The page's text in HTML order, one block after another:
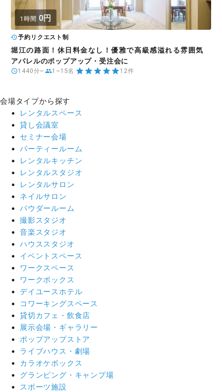
1時間 0円
予約リクエスト制
堀江の路面！休日料金なし！優雅で高級感溢れる雰囲気
アパレルのポップアップ・受注会に
1440分~ 1~15名 12件
会場タイプから探す
レンタルスペース
貸し会議室
セミナー会場
パーティールーム
レンタルキッチン
レンタルスタジオ
レンタルサロン
ネイルサロン
パウダールーム
撮影スタジオ
音楽スタジオ
ハウススタジオ
イベントスペース
ワークスペース
ワークボックス
デイユースホテル
コワーキングスペース
貸切カフェ・飲食店
展示会場・ギャラリー
ポップアップストア
ライブハウス・劇場
カラオケボックス
グランピング・キャンプ場
スポーツ施設